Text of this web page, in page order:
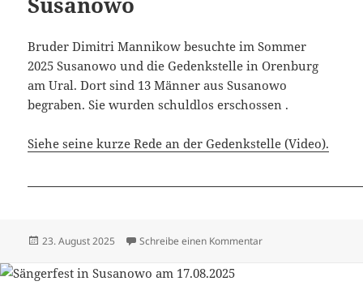
Bruder Dimitri Mannikow besuchte im Sommer
2025 Susanowo und die Gedenkstelle in Orenburg
am Ural. Dort sind 13 Männer aus Susanowo
begraben. Sie wurden schuldlos erschossen .
Siehe seine kurze Rede an der Gedenkstelle (Video).
Veröffentlicht
23. August 2025 Schreibe einen Kommentarzu Dimitri Mannikow